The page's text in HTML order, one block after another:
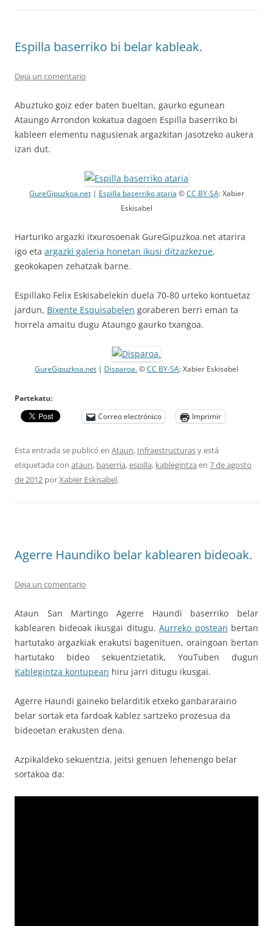
Espilla baserriko bi belar kableak.
Deja un comentario
Abuztuko goiz eder baten bueltan, gaurko egunean
Ataungo Arrondon kokatua dagoen Espilla baserriko bi
kableen elementu nagusienak argazkitan jasotzeko aukera
izan dut.
GureGipuzkoa.net| Espilla baserriko ataria © CC BY-SA: Xabier
Eskisabel
Harturiko argazki itxurosoenak GureGipuzkoa.net atarira
igo eta argazki galeria honetan ikusi ditzazkezue,
geokokapen zehatzak barne.
Espillako Felix Eskisabelekin duela 70-80 urteko kontuetaz
jardun, Bixente Esquisabelen goraberen berri eman ta
horrela amaitu dugu Ataungo gaurko txangoa.
GureGipuzkoa.net | Disparoa. © CC BY-SA: Xabier Eskisabel
Partekatu:
Correo electrónico
Imprimir
Esta entrada se publicó en Ataun, Infraestructurasy está
etiquetada con ataun, baserria,espilla, kablegintza en 7 de agosto
de 2012 porXabier Eskisabel.
Agerre Haundiko belar kablearen bideoak.
Deja un comentario
Ataun San Martingo Agerre Haundi baserriko belar
kablearen bideoak ikusgai ditugu. Aurreko postean bertan
hartutako argazkiak erakutsi bagenituen, oraingoan bertan
hartutako bideo sekuentzietatik, YouTuben dugun
Kablegintza kontupean hiru jarri ditugu ikusgai.
Agerre Haundi gaineko belarditik etxeko ganbararaino
belar sortak eta fardoak kablez sartzeko prozesua da
bideoetan erakusten dena.
Azpikaldeko sekuentzia, jeitsi genuen lehenengo belar
sortakoa da: